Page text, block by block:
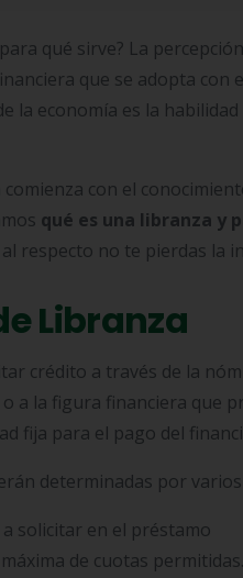
qué sirve? La
que se adopta con
la economía es la
comienza con el
qué es una libranza y
respecto no te pierdas la
Libranza
crédito a través de la
a la figura financiera que
fija para el pago del
determinadas por
solicitar en el préstamo
de cuotas permitidas.